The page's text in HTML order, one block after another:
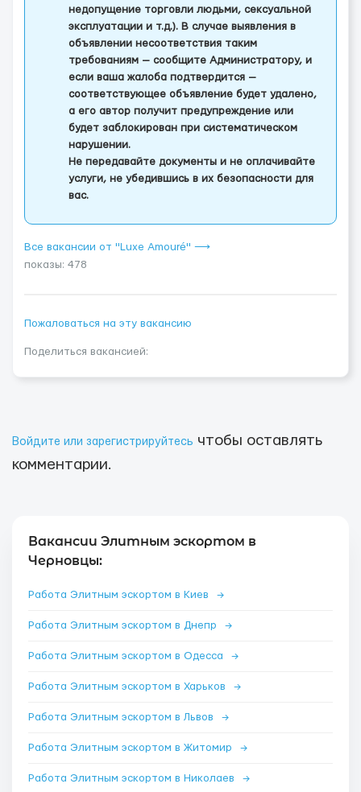
недопущение торговли людьми, сексуальной
эксплуатации и т.д.). В случае выявления в
объявлении несоответствия таким
требованиям — сообщите Администратору, и
если ваша жалоба подтвердится —
соответствующее объявление будет удалено,
а его автор получит предупреждение или
будет заблокирован при систематическом
нарушении.
Не передавайте документы и не оплачивайте
услуги, не убедившись в их безопасности для
вас.
Все вакансии от "Luxe Amouré" ⟶
показы: 478
Пожаловаться на эту вакансию
Поделиться вакансией:
Войдите или зарегистрируйтесь чтобы оставлять
комментарии.
Вакансии Элитным эскортом в
Черновцы:
Работа Элитным эскортом в Киев →
Работа Элитным эскортом в Днепр →
Работа Элитным эскортом в Одесса →
Работа Элитным эскортом в Харьков →
Работа Элитным эскортом в Львов →
Работа Элитным эскортом в Житомир →
Работа Элитным эскортом в Николаев →